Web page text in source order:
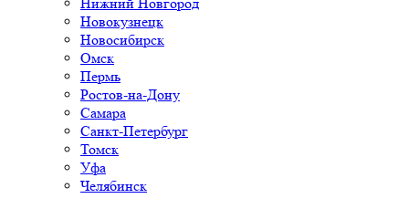
Новокузнецк
Новосибирск
Омск
Пермь
Ростов-на-Дону
Самара
Санкт-Петербург
Томск
Уфа
Челябинск